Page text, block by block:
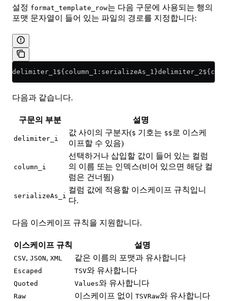
설정 format_template_row는 다음 구문에 사용되는 행의
포맷 문자열이 들어 있는 파일의 경로를 지정합니다:
다음과 같습니다.
구문의 부분 설명
delimiter_i
값 사이의 구분자($ 기호는 $$ 로 이스케
이프할 수 있음)
column_i
선택하거나 삽입할 값이 들어 있는 컬럼
의 이름 또는 인덱스(비어 있으면 해당 컬
럼은 건너뜀)
serializeAs_i
컬럼 값에 적용할 이스케이프 규칙입니
다.
다음 이스케이프 규칙을 지원합니다.
이스케이프 규칙 설명
CSV, JSON, XML 같은 이름의 포맷과 유사합니다
Escaped TSV와 유사합니다
Quoted Values와 유사합니다
Raw 이스케이프 없이 TSVRaw와 유사합니다